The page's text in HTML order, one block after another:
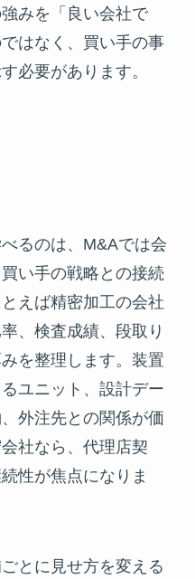
みを「良い会社で
はなく、買い手の事
必要があります。
るのは、M&Aでは会
い手の戦略との接続
えば精密加工の会社
、検査成績、段取り
を整理します。装置
ユニット、設計デー
外注先との関係が価
社なら、代理店契
性が焦点になりま
とに見せ方を変える